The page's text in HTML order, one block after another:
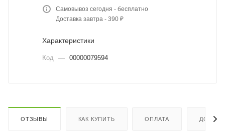
Самовывоз сегодня - бесплатно
Доставка завтра - 390 ₽
Характеристики
Код — 00000079594
ОТЗЫВЫ КАК КУПИТЬ ОПЛАТА